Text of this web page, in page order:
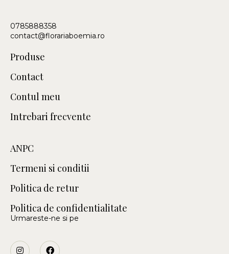
0785888358
contact@florariaboemia.ro
Produse
Contact
Contul meu
Intrebari frecvente
ANPC
Termeni si conditii
Politica de retur
Politica de confidentialitate
Urmareste-ne si pe